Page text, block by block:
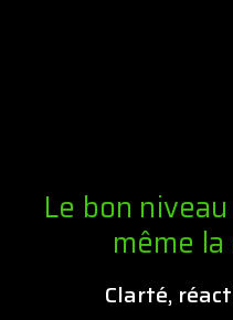
Le bon
même
Clarté,